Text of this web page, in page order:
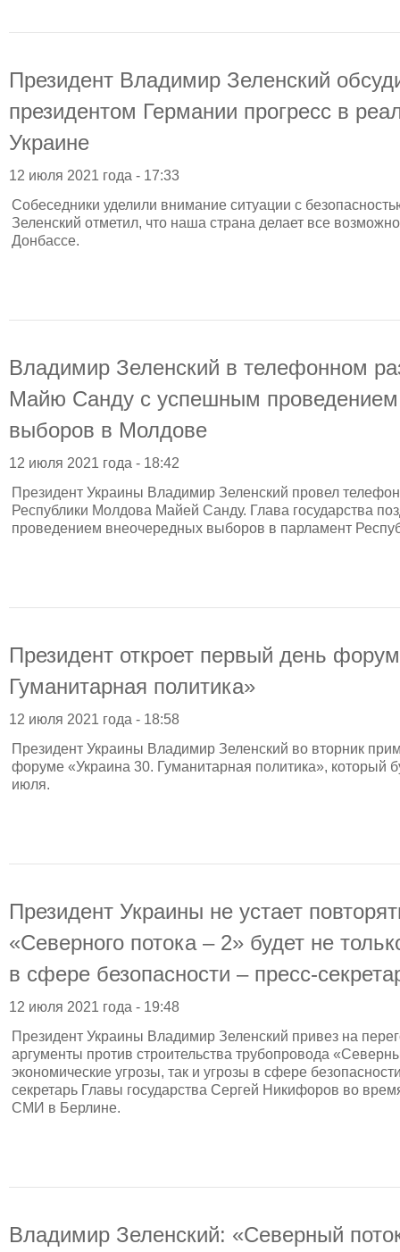
Президент Владимир Зеленский
президентом Германии прогресс в
Украине
12 июля 2021 года - 17:33
Собеседники уделили внимание ситуации с
Зеленский отметил, что наша страна делает все
Донбассе.
Владимир Зеленский в телефонном
Майю Санду с успешным проведением
выборов в Молдове
12 июля 2021 года - 18:42
Президент Украины Владимир Зеленский провел
Республики Молдова Майей Санду. Глава государства
проведением внеочередных выборов в парламент
Президент откроет первый день
Гуманитарная политика»
12 июля 2021 года - 18:58
Президент Украины Владимир Зеленский во вторник
форуме «Украина 30. Гуманитарная политика», который
июля.
Президент Украины не устает
«Северного потока – 2» будет не
в сфере безопасности – пресс-
12 июля 2021 года - 19:48
Президент Украины Владимир Зеленский привез на
аргументы против строительства трубопровода
экономические угрозы, так и угрозы в сфере
секретарь Главы государства Сергей Никифоров во
СМИ в Берлине.
Владимир Зеленский: «Северный